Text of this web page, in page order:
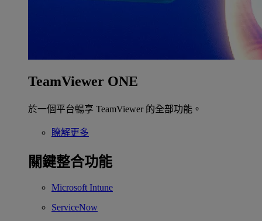
TeamViewer ONE
於一個平台暢享 TeamViewer 的全部功能。
瞭解更多
關鍵整合功能
Microsoft Intune
ServiceNow